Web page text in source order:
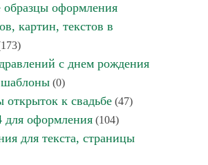
образцы оформления
картин, текстов в
с днем рождения
шаблоны(0)
открыток к свадьбе(47)
для оформления(104)
для текста, страницы